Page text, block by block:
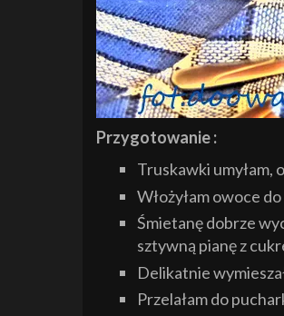
Przygotowanie :
Truskawki umyłam,
Włożyłam owoce
Śmietanę dobrze
sztywną pianę z
Delikatnie
Przelałam do